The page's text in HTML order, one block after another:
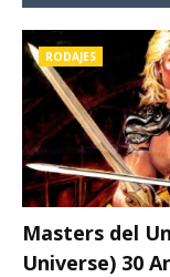
RODAJES
Masters del
Universe) 30